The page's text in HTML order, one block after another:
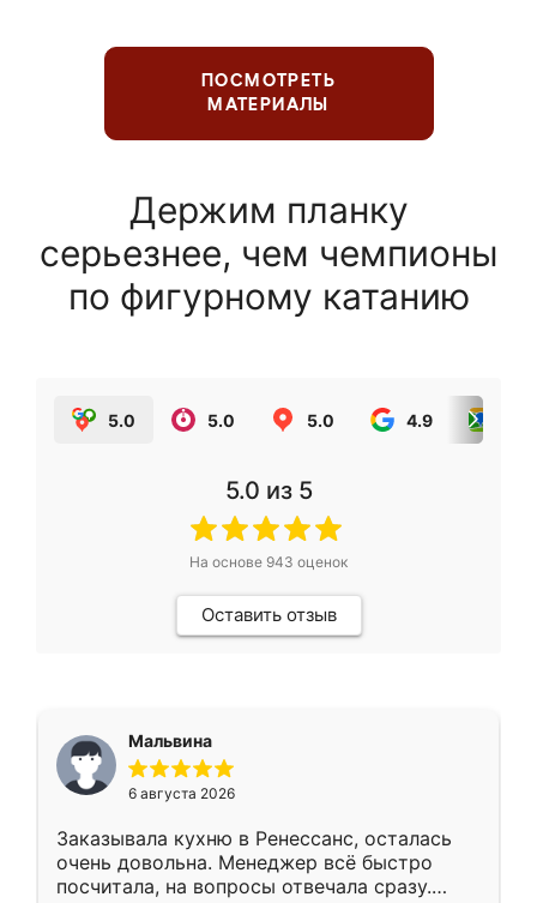
ПОСМОТРЕТЬ
МАТЕРИАЛЫ
Держим планку
серьезнее, чем чемпионы
по фигурному катанию
5.0 5.0 5.0 4.9
5.0 из 5
На основе 943 оценок
Оставить отзыв
Мальвина
6 августа 2026
Заказывала кухню в Ренессанс, осталась
очень довольна. Менеджер всё быстро
посчитала, на вопросы отвечала сразу.